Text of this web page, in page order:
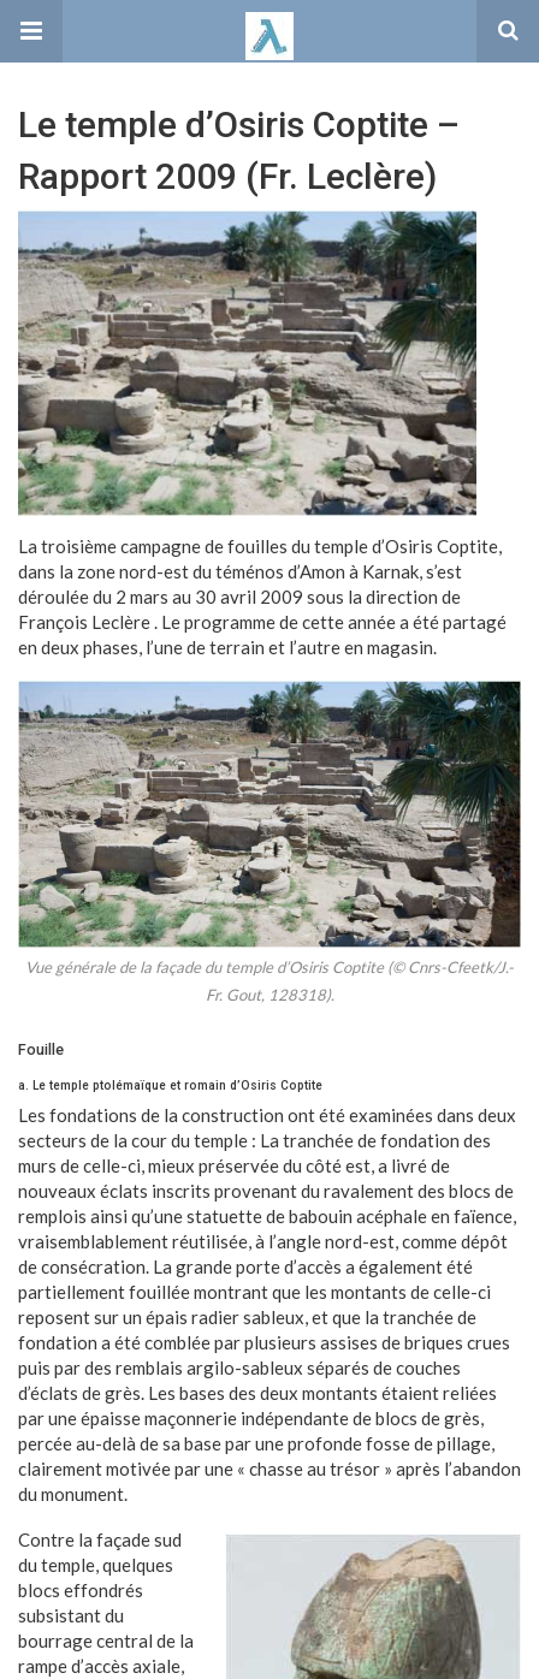
Le temple d’Osiris Coptite –
Rapport 2009 (Fr. Leclère)
La troisième campagne de fouilles du temple d’Osiris Coptite,
dans la zone nord-est du téménos d’Amon à Karnak, s’est
déroulée du 2 mars au 30 avril 2009 sous la direction de
François Leclère . Le programme de cette année a été partagé
en deux phases, l’une de terrain et l’autre en magasin.
Vue générale de la façade du temple d’Osiris Coptite (© Cnrs-Cfeetk/J.-
Fr. Gout, 128318).
Fouille
a. Le temple ptolémaïque et romain d’Osiris Coptite
Les fondations de la construction ont été examinées dans deux
secteurs de la cour du temple : La tranchée de fondation des
murs de celle-ci, mieux préservée du côté est, a livré de
nouveaux éclats inscrits provenant du ravalement des blocs de
remplois ainsi qu’une statuette de babouin acéphale en faïence,
vraisemblablement réutilisée, à l’angle nord-est, comme dépôt
de consécration. La grande porte d’accès a également été
partiellement fouillée montrant que les montants de celle-ci
reposent sur un épais radier sableux, et que la tranchée de
fondation a été comblée par plusieurs assises de briques crues
puis par des remblais argilo-sableux séparés de couches
d’éclats de grès. Les bases des deux montants étaient reliées
par une épaisse maçonnerie indépendante de blocs de grès,
percée au-delà de sa base par une profonde fosse de pillage,
clairement motivée par une « chasse au trésor » après l’abandon
du monument.
Contre la façade sud
du temple, quelques
blocs effondrés
subsistant du
bourrage central de la
rampe d’accès axiale,